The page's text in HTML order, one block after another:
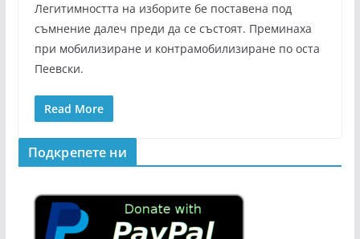
Легитимността на изборите бе поставена под
съмнение далеч преди да се състоят. Преминаха
при мобилизиране и контрамобилизиране по оста
Пеевски.
Read More
Подкрепeте ни